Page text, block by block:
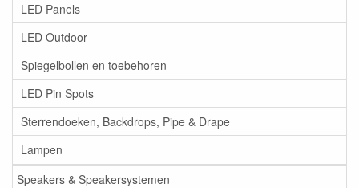
LED Panels
LED Outdoor
Spiegelbollen en toebehoren
LED Pin Spots
Sterrendoeken, Backdrops, Pipe & Drape
Lampen
Speakers & Speakersystemen